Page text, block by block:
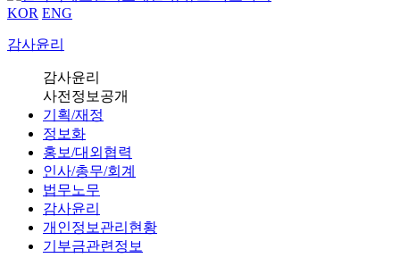
KOR ENG
감사윤리
감사윤리
사전정보공개
기획/재정
정보화
홍보/대외협력
인사/총무/회계
법무노무
감사윤리
개인정보관리현황
기부금관련정보